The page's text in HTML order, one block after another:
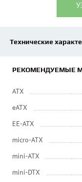
Технические
РЕКОМЕНДУЕМЫЕ
ATX
eATX
EE-ATX
micro-ATX
mini-ATX
mini-DTX